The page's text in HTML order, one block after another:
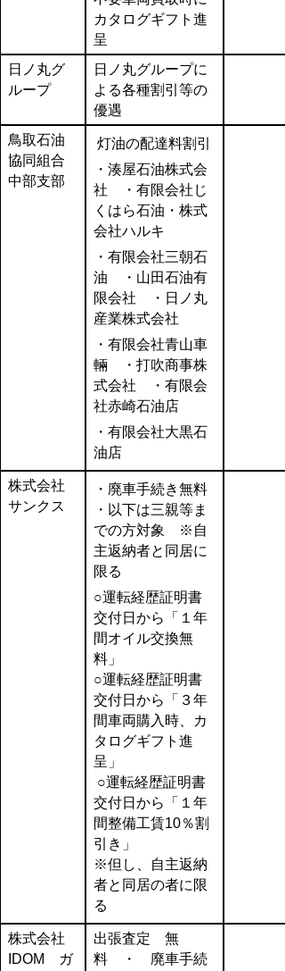
カタログギフト進
呈
日ノ丸グ
ループ
日ノ丸グループに
よる各種割引等の
優遇
鳥取石油
協同組合
中部支部
灯油の配達料割引
・湊屋石油株式会
社 ・有限会社じ
くはら石油・株式
会社ハルキ
・有限会社三朝石
油 ・山田石油有
限会社 ・日ノ丸
産業株式会社
・有限会社青山車
輛 ・打吹商事株
式会社 ・有限会
社赤崎石油店
・有限会社大黒石
油店
株式会社
サンクス
・廃車手続き無料
・以下は三親等ま
での方対象 ※自
主返納者と同居に
限る
○運転経歴証明書
交付日から「１年
間オイル交換無
料」
○運転経歴証明書
交付日から「３年
間車両購入時、カ
タログギフト進
呈」
○運転経歴証明書
交付日から「１年
間整備工賃10％割
引き」
※但し、自主返納
者と同居の者に限
る
株式会社
IDOM ガ
出張査定 無
料 ・ 廃車手続